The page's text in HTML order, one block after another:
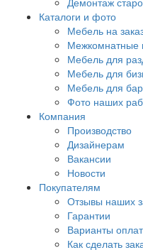
Каталоги и фото
Мебель на
Межкомнатные
Мебель для
Мебель для
Мебель для
Фото наших
Компания
Производство
Дизайнерам
Вакансии
Новости
Покупателям
Отзывы наших
Гарантии
Варианты
Как сделать